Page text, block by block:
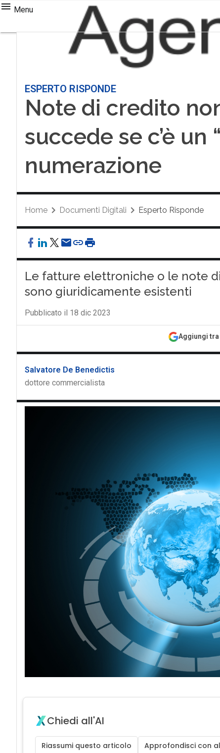
Menu
ESPERTO RISPONDE
Note di credito
succede se c’è un
numerazione
Home Documenti Digitali Esperto Risponde
Le fatture elettroniche o le note
sono giuridicamente esistenti
Pubblicato il 18 dic 2023
Aggiungi
Salvatore De Benedictis
dottore commercialista
Chiedi all'AI
Riassumi questo articolo Approfondisci con